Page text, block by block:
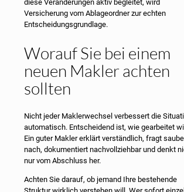
diese Veränderungen aktiv begleitet, wird
Versicherung vom Ablageordner zur echten
Entscheidungsgrundlage.
Worauf Sie bei einem
neuen Makler achten
sollten
Nicht jeder Maklerwechsel verbessert die
automatisch. Entscheidend ist, wie gearbeitet
Ein guter Makler erklärt verständlich, fragt
nach, dokumentiert nachvollziehbar und denkt
nur vom Abschluss her.
Achten Sie darauf, ob jemand Ihre bestehende